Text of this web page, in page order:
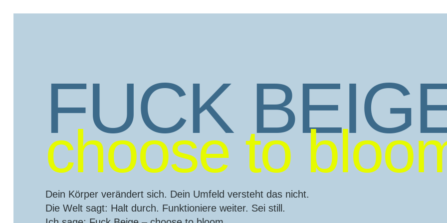
FUCK
choose to
Dein Körper verändert sich. Dein Umfeld versteht das nicht.
Die Welt sagt: Halt durch. Funktioniere weiter. Sei still.